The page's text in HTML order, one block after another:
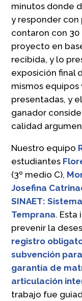
minutos donde
y responder
contaron con 30
proyecto en
recibida, y lo
exposición final
mismos
presentadas, y
ganador
calidad
Nuestro equipo
estudiantes
(3º medio C),
Josefina
SINAET:
Temprana. Esta
prevenir la
registro
subvención
garantía de
articulación
trabajo fue